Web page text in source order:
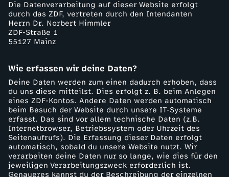
Die Datenverarbeitung auf dieser Website erfolgt
durch das ZDF, vertreten durch den Intendanten
Herrn Dr. Norbert Himmler
ZDF-Straße 1
55127 Mainz
Wie erfassen wir deine Daten?
Deine Daten werden zum einen dadurch erhoben, dass
du uns diese mitteilst. Dies erfolgt z. B. beim Anlegen
eines ZDF-Kontos. Andere Daten werden automatisch
beim Besuch der Website durch unsere IT-Systeme
erfasst. Das sind vor allem technische Daten (z.B.
Internetbrowser, Betriebssystem oder Uhrzeit des
Seitenaufrufs). Die Erfassung dieser Daten erfolgt
automatisch, sobald du unsere Website nutzt. Wir
verarbeiten deine Daten nur so lange, wie dies für den
jeweiligen Verarbeitungszweck erforderlich ist.
Genaueres kannst du der Beschreibung der einzelnen